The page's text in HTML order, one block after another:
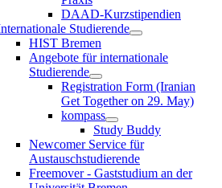
DAAD-Kurzstipendien
Studierende
HIST Bremen
Angebote für internationale
Studierende
Registration Form (Iranian
Get Together on 29. May)
kompass
Study Buddy
Newcomer Service für
Austauschstudierende
Freemover - Gaststudium an der